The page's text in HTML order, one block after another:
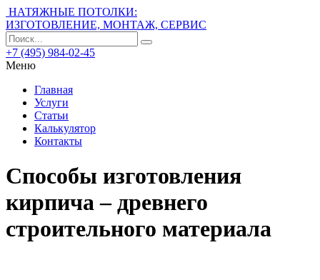
НАТЯЖНЫЕ ПОТОЛКИ:
ИЗГОТОВЛЕНИЕ, МОНТАЖ, СЕРВИС
+7 (495) 984-02-45
Меню
Главная
Услуги
Статьи
Калькулятор
Контакты
Способы изготовления
кирпича – древнего
строительного материала